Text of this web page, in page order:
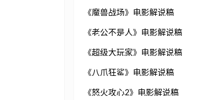
《魔兽战场》电影解说稿
《老公不是人》电影解说稿
《超级大玩家》电影解说稿
《八爪狂鲨》电影解说稿
《怒火攻心2》电影解说稿